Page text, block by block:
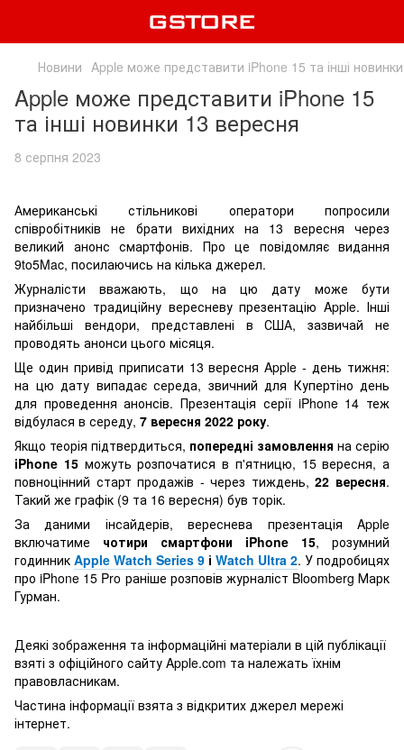
Новини Apple може представити iPhone 15 та інші
Apple може представити iPhone 15
та інші новинки 13 вересня
8 серпня 2023
Американські стільникові оператори попросили
співробітників не брати вихідних на 13 вересня через
великий анонс смартфонів. Про це повідомляє видання
9to5Mac, посилаючись на кілька джерел.
Журналісти вважають, що на цю дату може бути
призначено традиційну вересневу презентацію Apple. Інші
найбільші вендори, представлені в США, зазвичай не
проводять анонси цього місяця.
Ще один привід приписати 13 вересня Apple - день тижня:
на цю дату випадає середа, звичний для Купертіно день
для проведення анонсів. Презентація серії iPhone 14 теж
відбулася в середу, 7 вересня 2022 року.
Якщо теорія підтвердиться, попередні замовлення на серію
iPhone 15можуть розпочатися в п'ятницю, 15 вересня, а
повноцінний старт продажів - через тиждень,22 вересня.
Такий же графік (9 та 16 вересня) був торік.
За даними інсайдерів, вереснева презентація Apple
включатиме чотири смартфони iPhone 15, розумний
годинник Apple Watch Series 9 і Watch Ultra 2. У подробицях
про iPhone 15 Pro раніше розповів журналіст Bloomberg Марк
Гурман.
Деякі зображення та інформаційні матеріали в цій публікації
взяті з офіційного сайту Apple.com та належать їхнім
правовласникам.
Частина інформації взята з відкритих джерел мережі
інтернет.